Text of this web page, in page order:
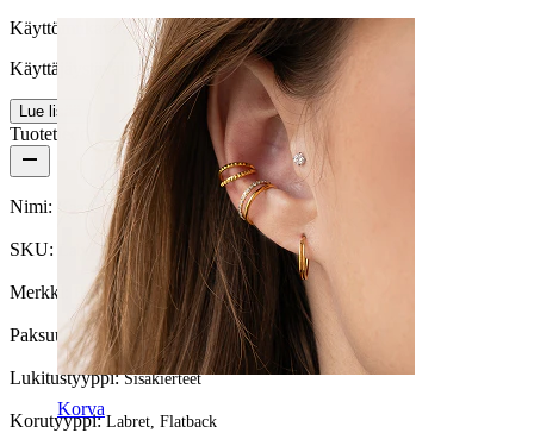
Korva
Käyttömukavuus
Käyttäjäystävällinen
Lue lisää
Tuotetiedot
Nimi: Kaareva titaanilabret pienenevillä korukivillä
SKU: Labret-211
Merkki: Bodymod Premium
Paksuus:1,2 mm
Lukitustyyppi:Sisäkierteet
Korutyyppi:Labret, Flatback